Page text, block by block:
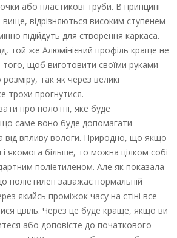
або пластикові труби. В принципі
вище, відрізняються високим ступенем
підійдуть для створення каркаса.
той же Алюмінієвий профіль краще не
того, щоб виготовити своїми руками
так як через великі
трохи прогнутися.
про полотні, яке буде
саме воно буде допомагати
від впливу вологи. Природно, що якщо
якомога більше, то можна цілком собі
поліетиленом. Але як показала
поліетилен заважає нормальній
якийсь проміжок часу на стіні все
цвіль. Через це буде краще, якщо ви
або доповісте до початкового